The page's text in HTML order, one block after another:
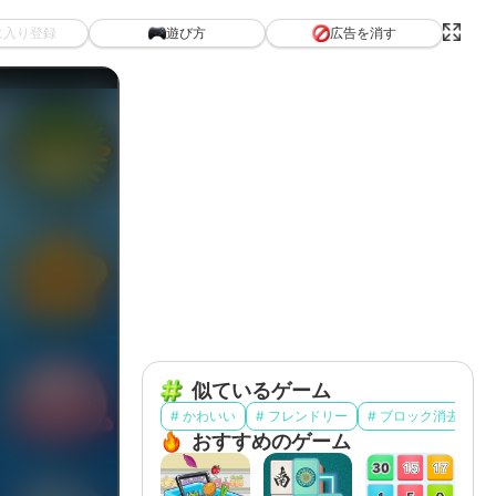
り登録 遊び方 広告を消す
似ているゲーム
# かわいい # フレンドリー # ブロック消去
おすすめのゲーム